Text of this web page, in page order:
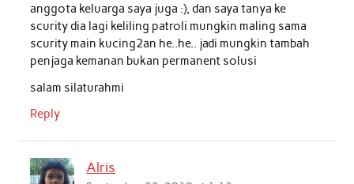
anggota keluarga saya juga :), dan saya tanya ke
scurity dia lagi keliling patroli mungkin maling sama
scurity main kucing2an he..he.. jadi mungkin tambah
penjaga kemanan bukan permanent solusi
salam silaturahmi
Reply
Alris